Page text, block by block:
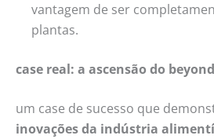
vantagem de ser
plantas.
case real: a ascensão do
um case de sucesso que
inovações da indústria